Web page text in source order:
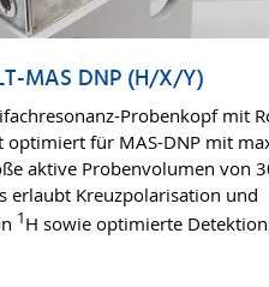
MAS DNP (H/X/Y)
Probenkopf mit
optimiert für MAS-DNP mit
aktive Probenvolumen von
erlaubt Kreuzpolarisation und
1H sowie optimierte